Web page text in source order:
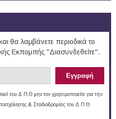
θα λαμβάνετε περιοδικά το
Εκπομπής "Διασυνδεθείτε".
του Δ.Π.Θ μην τον χρησιμοποιείτε για την
& Σταδιοδρομίας του Δ.Π.Θ.